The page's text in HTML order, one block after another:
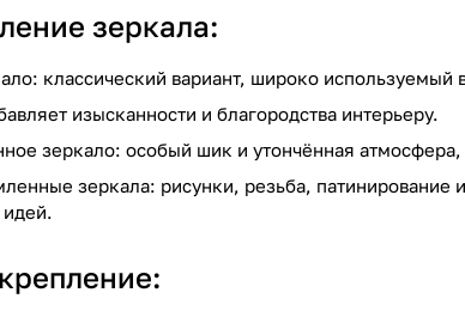
зеркала:
классический вариант, широко используемый
изысканности и благородства интерьеру.
зеркало: особый шик и утончённая
зеркала: рисунки, резьба,
идей.